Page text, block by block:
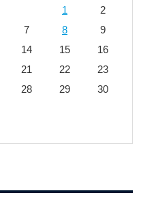
1
2
7 8
9
14 15
16
21 22
23
28 29
30